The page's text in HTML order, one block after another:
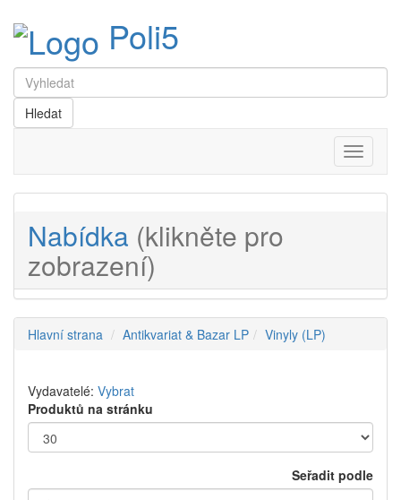
Poli5
Menu
Nabídka (klikněte pro
zobrazení)
Hlavní strana Antikvariat & Bazar LP Vinyly (LP)
Vydavatelé: Vybrat
Produktů na stránku
Seřadit podle